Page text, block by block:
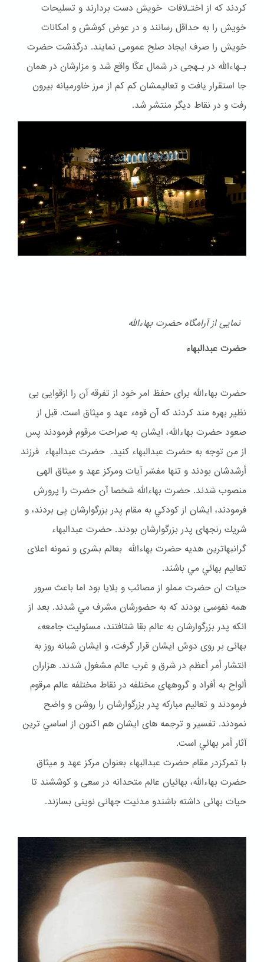
کردند که از اختـﻻفات خویش دست بردارند و تسلیحات
خویش را به حداقل رسانند و در عوض کوشش و امکانات
خویش را صرف ایجاد صلح عمومی نمایند. درگذشت حضرت
بـهاءالله در بـهجی در شمال عکّا واقع شد و مزارشان در همان
جا استقرار یافت و تعالیمشان کم کم از مرز خاورمیانه بیرون
رفت و در نقاط دیگر منتشر شد.
نمایی از آرامگاه حضرت بهاءالله
حضرت عبدالبهاء
حضرت بهاءالله برای حفظ امر خود از تفرقه آن را ازقوایی بی
نظیر بهره مند کردند که آن قوهء عهد و ميثاق است. قبل از
صعود حضرت بهاءالله، ایشان به صراحت مرقوم فرمودند پس
از من توجه به حضرت عبدالبهاء كنيد. حضرت عبدالبهاء فرزند
أرشدشان بودند و تنها مفسّر آيات ومركز عهد و ميثاق الهى
منصوب شدند. حضرت بهاءالله شخصا آن حضرت را پرورش
فرمودند، ايشان از كودكي به مقام پدر بزرگوارشان پى بردند، و
شريك رنجهاى پدر بزرگوارشان بودند. حضرت عبدالبهاء
گرانبهاترين هديه حضرت بهاءالله بعالم بشرى و نمونه اعلاى
تعاليم بهائي مي باشند.
حيات ان حضرت مملو از مصائب و بلايا بود اما باعث سرور
همه نفوسى بودند كه به حضورشان مشرف مي شدند. بعد از
انكه پدر بزرگوارشان به عالم بقا شتافتند، مسئوليت جامعهء
بهائى بر روى دوش ايشان قرار گرفت، و ايشان شبانه روز به
انتشار أمر أعظم در شرق و غرب عالم مشغول شدند. هزاران
ألواح به أفراد و گروههاى مختلفه در نقاط مختلفه عالم مرقوم
فرمودند و تعاليم مباركه پدر بزرگوارشان را روشن و واضح
نمودند. تفسير و ترجمه هاى ايشان هم اكنون از اساسي ترين
آثار أمر بهائي است.
با تمرکزدر مقام حضرت عبدالبهاء بعنوان مركز عهد و ميثاق
حضرت بهاءالله، بهائيان عالم متحدانه در سعى و كوششند تا
حيات بهائى داشته باشندو مدنيت جهانى نوينى بسازند.